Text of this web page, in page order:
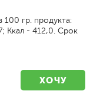
100 гр. продукта:
Ккал - 412,0. Срок
ХОЧУ